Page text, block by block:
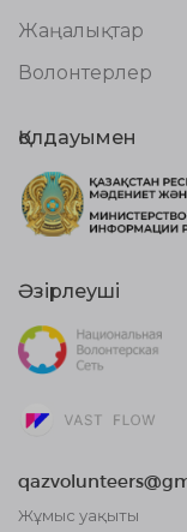
Жаңалықтар
Волонтерлер
Қолдауымен
Әзірлеуші
Жұмыс уақыты